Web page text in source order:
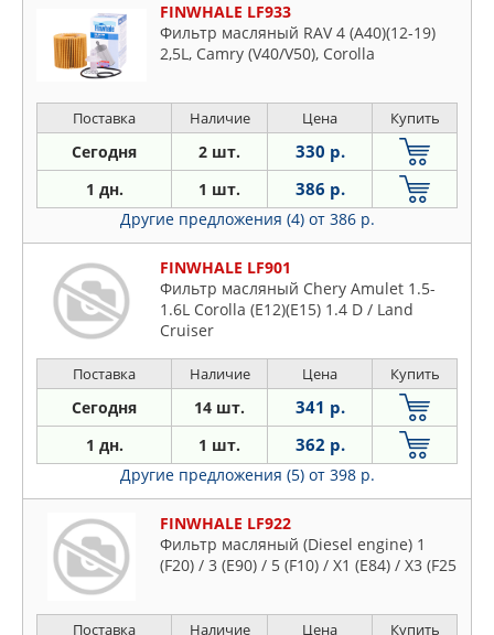
FINWHALE LF933
Фильтр масляный RAV 4 (A40)(12-19)
2,5L, Camry (V40/V50), Corolla
Поставка Наличие Цена Купить
Сегодня 2 шт. 330 р.
1 дн. 1 шт. 386 р.
Другие предложения (4) от 386 р.
FINWHALE LF901
Фильтр масляный Chery Amulet 1.5-
1.6L Corolla (E12)(E15) 1.4 D / Land
Cruiser
Поставка Наличие Цена Купить
Сегодня 14 шт. 341 р.
1 дн. 1 шт. 362 р.
Другие предложения (5) от 398 р.
FINWHALE LF922
Фильтр масляный (Diesel engine) 1
(F20) / 3 (E90) / 5 (F10) / X1 (E84) / X3 (F25
Поставка Наличие Цена Купить